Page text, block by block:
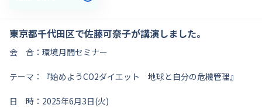
東京都千代田区で佐藤可奈子が講演しました。
会 合：環境月間セミナー
テーマ：『始めようCO2ダイエット 地球と自分の危機管理』
日 時：2025年6月3日(火)